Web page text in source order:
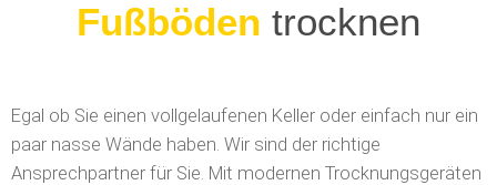
trocknen
Egal ob Sie einen vollgelaufenen Keller oder einfach nur ein
paar nasse Wände haben. Wir sind der richtige
Ansprechpartner für Sie. Mit modernen Trocknungsgeräten